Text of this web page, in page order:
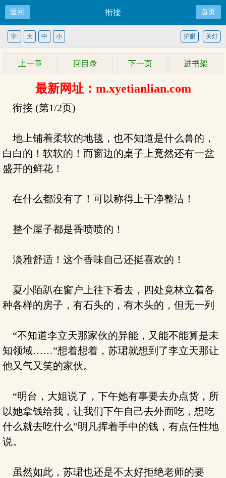
返回 衔接 首页
关灯
护眼
字: 大 中 小
上一章 回目录 下一页 进书架
最新网址：m.xyetianlian.com
衔接 (第1/2页)
地上铺着柔软的地毯，也不知道是什么兽的，
白白的！软软的！而窗边的桌子上竟然还有一盆
盛开的鲜花！
在什么都没有了！可以称得上干净整洁！
整个屋子都是香喷喷的！
淡雅舒适！这个香味自己还挺喜欢的！
夏小陌趴在窗户上往下看去，四处竟林立着各
种各样的房子，有石头的，有木头的，但无一列
“不知道李立天那家伙的异能，又能不能算是未
知领域……”想着想着，苏珺就想到了李立天那让
他又气又笑的家伙。
“明台，大姐说了，下午她有事要去办点货，所
以她拿钱给我，让我们下午自己去外面吃，想吃
什么就去吃什么”明凡挥着手中的钱，有点任性地
说。
虽然如此，苏珺也还是不太好拒绝老师的要